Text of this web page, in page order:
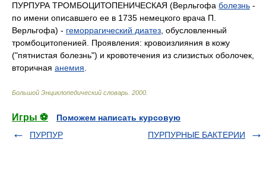
ПУРПУРА ТРОМБОЦИТОПЕНИЧЕСКАЯ (Верльгофа болезнь -
по имени описавшего ее в 1735 немецкого врача П.
Верльгофа) - геморрагический диатез , обусловленный
тромбоцитопенией. Проявления: кровоизлияния в кожу
("пятнистая болезнь") и кровотечения из слизистых оболочек,
вторичная анемия
Большой Энциклопедический словарь 2000
Игры ⚽
Поможем написать курсовую
ПУРПУР
ПУРПУРНЫЕ БАКТЕРИИ